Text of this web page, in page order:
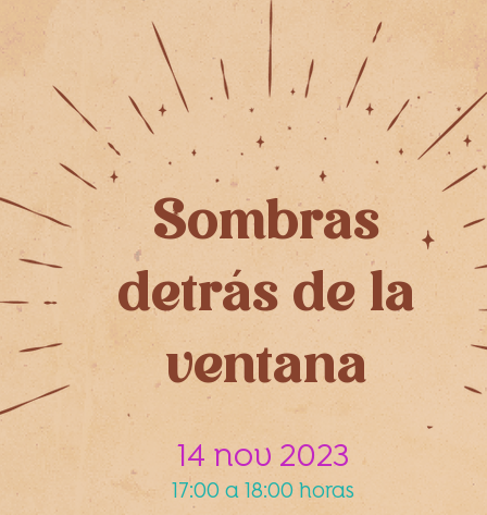
Sombras
detrás de la
ventana
14 nov 2023
17:00 a 18:00 horas